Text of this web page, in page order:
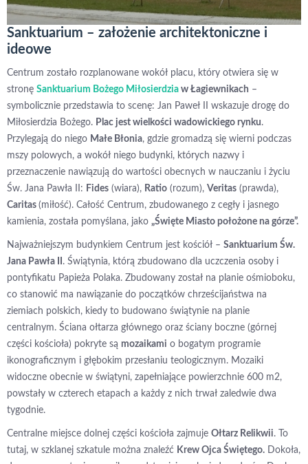
Sanktuarium – założenie architektoniczne i
ideowe
Centrum zostało rozplanowane wokół placu, który otwiera się w
stronę Sanktuarium Bożego Miłosierdzia w Łagiewnikach –
symbolicznie przedstawia to scenę: Jan Paweł II wskazuje drogę do
Miłosierdzia Bożego. Plac jest wielkości wadowickiego rynku.
Przylegają do niego Małe Błonia, gdzie gromadzą się wierni podczas
mszy polowych, a wokół niego budynki, których nazwy i
przeznaczenie nawiązują do wartości obecnych w nauczaniu i życiu
Św. Jana Pawła II: Fides (wiara), Ratio (rozum), Veritas (prawda),
Caritas (miłość). Całość Centrum, zbudowanego z cegły i jasnego
kamienia, została pomyślana, jako „Święte Miasto położone na górze”.
Najważniejszym budynkiem Centrum jest kościół – Sanktuarium Św.
Jana Pawła II . Świątynia, którą zbudowano dla uczczenia osoby i
pontyfikatu Papieża Polaka. Zbudowany został na planie ośmioboku,
co stanowić ma nawiązanie do początków chrześcijaństwa na
ziemiach polskich, kiedy to budowano świątynie na planie
centralnym. Ściana ołtarza głównego oraz ściany boczne (górnej
części kościoła) pokryte są mozaikami o bogatym programie
ikonograficznym i głębokim przesłaniu teologicznym. Mozaiki
widoczne obecnie w świątyni, zapełniające powierzchnie 600 m2,
powstały w czterech etapach a każdy z nich trwał zaledwie dwa
tygodnie.
Centralne miejsce dolnej części kościoła zajmuje Ołtarz Relikwii. To
tutaj, w szklanej szkatule można znaleźć Krew Ojca Świętego. Dokoła,